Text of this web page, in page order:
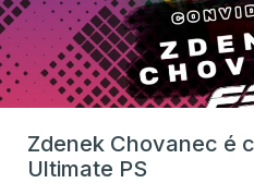
Zdenek Chovanec é
Ultimate PS